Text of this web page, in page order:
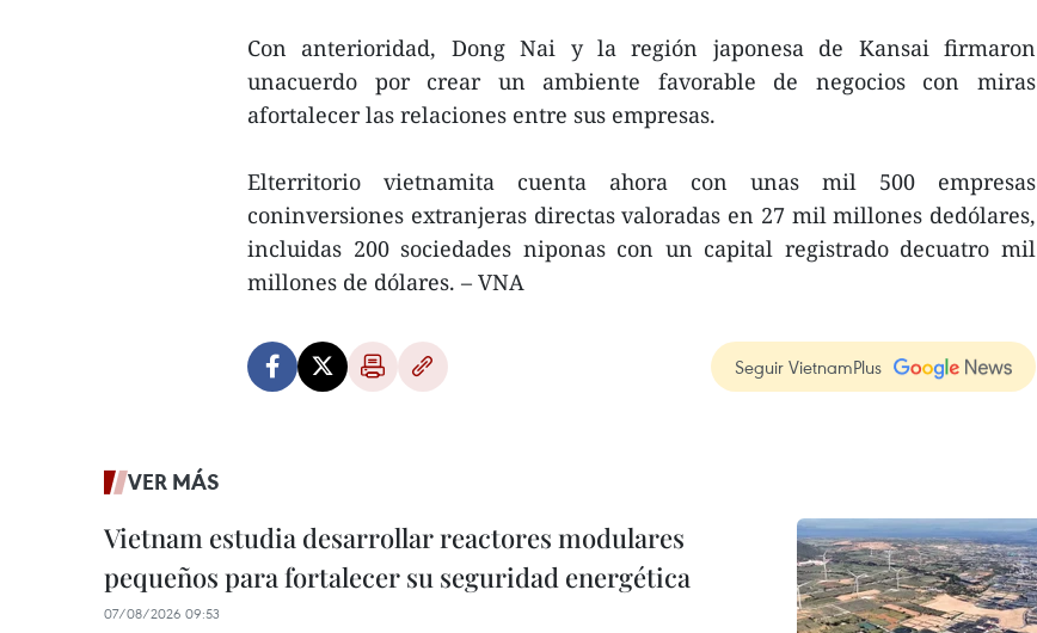
Con anterioridad, Dong Nai y la región japonesa de Kansai firmaron
unacuerdo por crear un ambiente favorable de negocios con miras
afortalecer las relaciones entre sus empresas.
Elterritorio vietnamita cuenta ahora con unas mil 500 empresas
coninversiones extranjeras directas valoradas en 27 mil millones dedólares,
incluidas 200 sociedades niponas con un capital registrado decuatro mil
millones de dólares. – VNA
Seguir VietnamPlus
VER MÁS
Vietnam estudia desarrollar reactores modulares
pequeños para fortalecer su seguridad energética
07/08/2026 09:53